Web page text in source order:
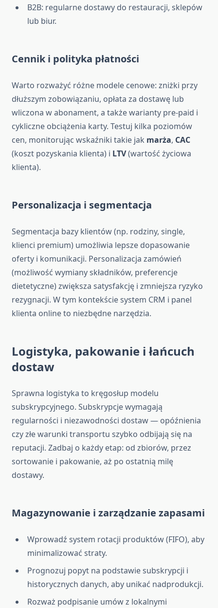
B2B: regularne dostawy do restauracji, sklepów
lub biur.
Cennik i polityka płatności
Warto rozważyć różne modele cenowe: zniżki przy
dłuższym zobowiązaniu, opłata za dostawę lub
wliczona w abonament, a także warianty pre-paid i
cykliczne obciążenia karty. Testuj kilka poziomów
cen, monitorując wskaźniki takie jak marża, CAC
(koszt pozyskania klienta) i LTV(wartość życiowa
klienta).
Personalizacja i segmentacja
Segmentacja bazy klientów (np. rodziny, single,
klienci premium) umożliwia lepsze dopasowanie
oferty i komunikacji. Personalizacja zamówień
(możliwość wymiany składników, preferencje
dietetyczne) zwiększa satysfakcję i zmniejsza ryzyko
rezygnacji. W tym kontekście system CRM i panel
klienta online to niezbędne narzędzia.
Logistyka, pakowanie i łańcuch
dostaw
Sprawna logistyka to kręgosłup modelu
subskrypcyjnego. Subskrypcje wymagają
regularności i niezawodności dostaw — opóźnienia
czy złe warunki transportu szybko odbijają się na
reputacji. Zadbaj o każdy etap: od zbiorów, przez
sortowanie i pakowanie, aż po ostatnią milę
dostawy.
Magazynowanie i zarządzanie zapasami
Wprowadź system rotacji produktów (FIFO), aby
minimalizować straty.
Prognozuj popyt na podstawie subskrypcji i
historycznych danych, aby unikać nadprodukcji.
Rozważ podpisanie umów z lokalnymi